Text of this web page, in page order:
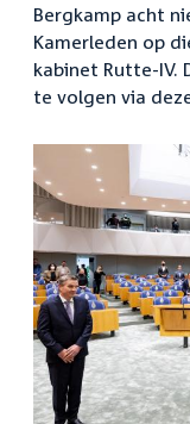
Bergkamp acht
Kamerleden op
kabinet Rutte-IV.
te volgen via